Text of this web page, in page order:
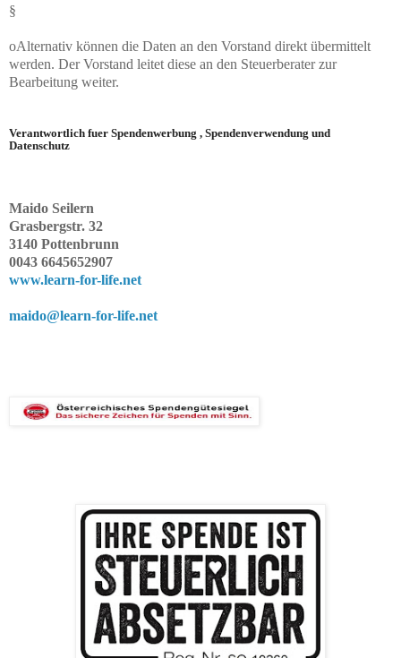
§
oAlternativ können die Daten an den Vorstand direkt übermittelt
werden. Der Vorstand leitet diese an den Steuerberater zur
Bearbeitung weiter.
Verantwortlich fuer Spendenwerbung , Spendenverwendung und
Datenschutz
Maido Seilern
Grasbergstr. 32
3140 Pottenbrunn
0043 6645652907
www.learn-for-life.net
maido@learn-for-life.net